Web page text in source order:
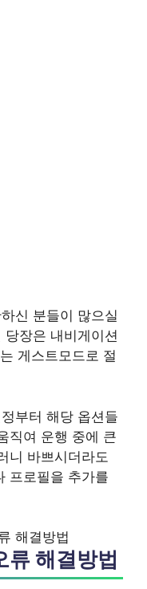
신 분들이 많으실
장은 내비게이션
게스트모드로 절
부터 해당 옵션들
직여 운행 중에 큰
니 바쁘시더라도
프로필을 추가를
해결방법
류 해결방법